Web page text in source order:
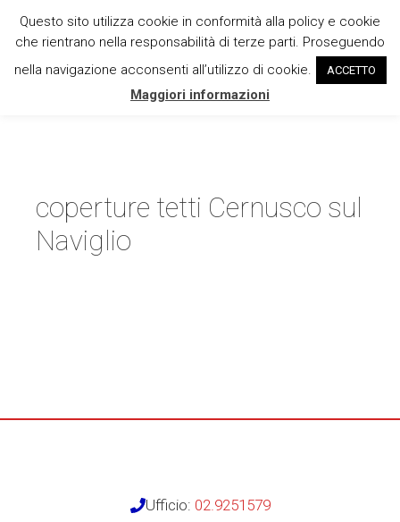
contenuto
MENU
coperture tetti Cernusco sul
Naviglio
Ufficio: 02.9251579
Questo sito utilizza cookie in conformità alla policy e cookie
che rientrano nella responsabilità di terze parti. Proseguendo
nella navigazione acconsenti all’utilizzo di cookie.
ACCETTO
Maggiori informazioni